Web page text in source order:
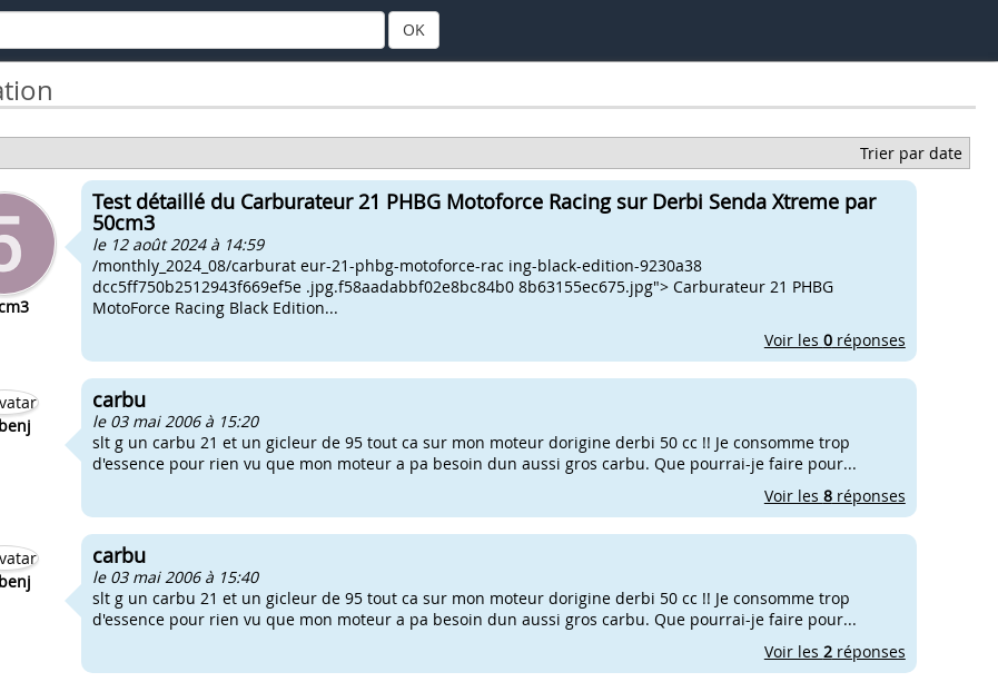
OK
Trier par date
Test détaillé du Carburateur 21 PHBG Motoforce Racing sur Derbi Senda Xtreme par
50cm3
le 12 août 2024 à 14:59
/monthly_2024_08/carburat eur-21-phbg-motoforce-rac ing-black-edition-9230a38
dcc5ff750b2512943f669ef5e .jpg.f58aadabbf02e8bc84b0 8b63155ec675.jpg"> Carburateur 21 PHBG
MotoForce Racing Black Edition...
Voir les 0réponses
carbu
le 03 mai 2006 à 15:20
slt g un carbu 21 et un gicleur de 95 tout ca sur mon moteur dorigine derbi 50 cc !! Je consomme trop
d'essence pour rien vu que mon moteur a pa besoin dun aussi gros carbu. Que pourrai-je faire pour...
Voir les 8réponses
carbu
le 03 mai 2006 à 15:40
slt g un carbu 21 et un gicleur de 95 tout ca sur mon moteur dorigine derbi 50 cc !! Je consomme trop
d'essence pour rien vu que mon moteur a pa besoin dun aussi gros carbu. Que pourrai-je faire pour...
Voir les 2réponses